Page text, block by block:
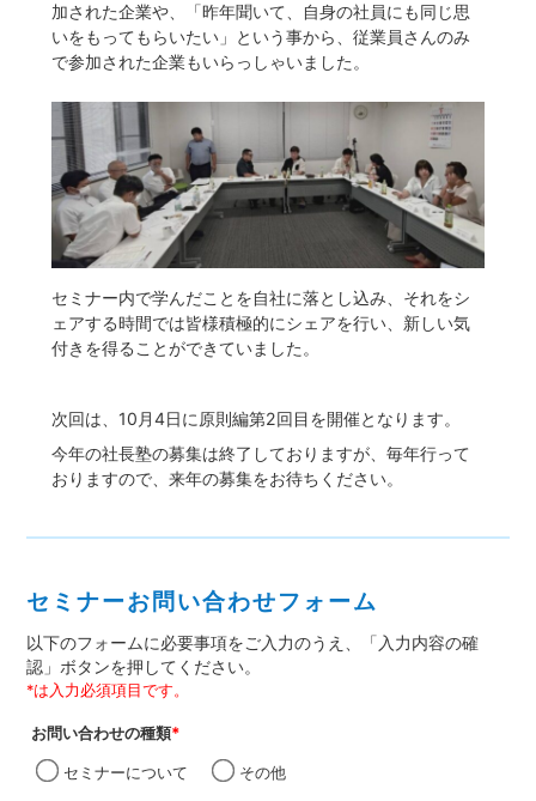
加された企業や、「昨年聞いて、自身の社員にも同じ思
いをもってもらいたい」という事から、従業員さんのみ
で参加された企業もいらっしゃいました。
セミナー内で学んだことを自社に落とし込み、それをシ
ェアする時間では皆様積極的にシェアを行い、新しい気
付きを得ることができていました。
次回は、10月4日に原則編第2回目を開催となります。
今年の社長塾の募集は終了しておりますが、毎年行って
おりますので、来年の募集をお待ちください。
セミナーお問い合わせフォーム
以下のフォームに必要事項をご入力のうえ、「入力内容の確
認」ボタンを押してください。
*は入力必須項目です。
お問い合わせの種類*
セミナーについて その他